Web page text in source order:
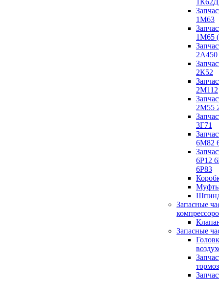
1М63
1М65
2А450
2К52
2М112
2М55
3Г71
6М82
6Р12
6Р83
Запасные
Запасные
тормоз